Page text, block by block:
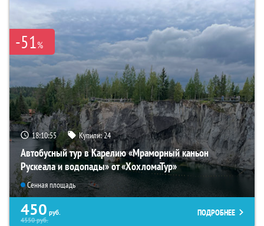
-51%
18:10:54 Купили:24
Автобусный тур в Карелию «Мраморный каньон
Рускеала и водопады» от «ХохломаТур»
Сенная площадь
450 руб.
4550руб.
ПОДРОБНЕЕ